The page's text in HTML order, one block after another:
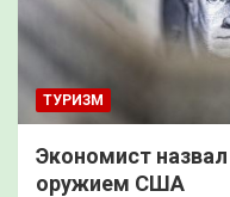
ТУРИЗМ
Экономист
оружием США